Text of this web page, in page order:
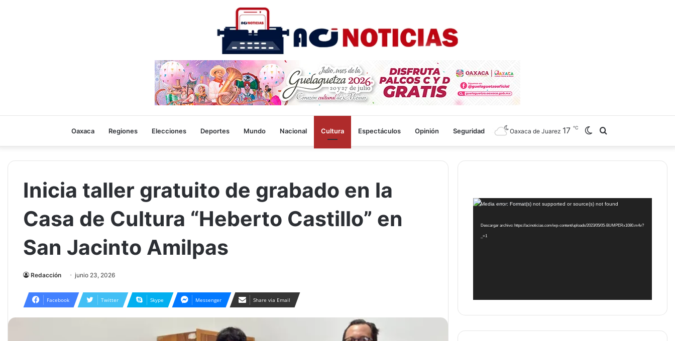
Oaxaca Regiones Elecciones Deportes Mundo Nacional Cultura Espectáculos Opinión Seguridad
for
Switch
skin
Oaxaca de Juarez 17 ℃
Inicia taller gratuito de grabado en la
Casa de Cultura “Heberto Castillo” en
San Jacinto Amilpas
Redacción junio 23, 2026
Facebook Twitter Skype Messenger Share via Email
Reproductor
vídeo
Media error: Format(s) not supported or source(s) not found
Descargar archivo: https://acinoticias.com/wp-content/uploads/2023/05/05-BUMPERx1080.m4v?
_=1